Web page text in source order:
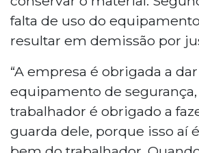
falta de uso do
resultar em demissão por
“A empresa é obrigada a
equipamento de segurança,
trabalhador é obrigado a
guarda dele, porque isso aí